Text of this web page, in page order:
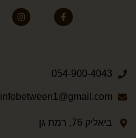
054-900-4043
infobetween1@gmail.com
ביאליק 76, רמת גן